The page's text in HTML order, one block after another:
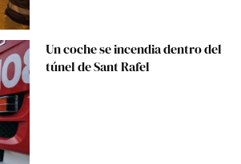
Un coche se incendia dentro del
túnel de Sant Rafel